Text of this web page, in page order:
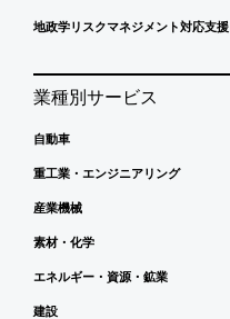
地政学リスクマネジメント対応支援
業種別サービス
自動車
重工業・エンジニアリング
産業機械
素材・化学
エネルギー・資源・鉱業
建設